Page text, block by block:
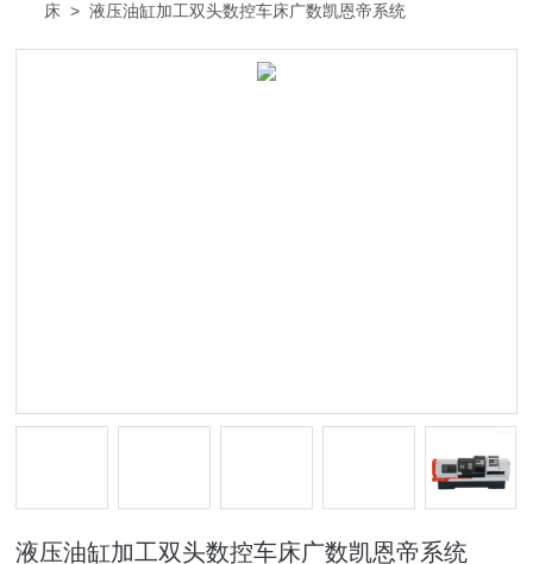
床 > 液压油缸加工双头数控车床广数凯恩帝系统
液压油缸加工双头数控车床广数凯恩帝系统